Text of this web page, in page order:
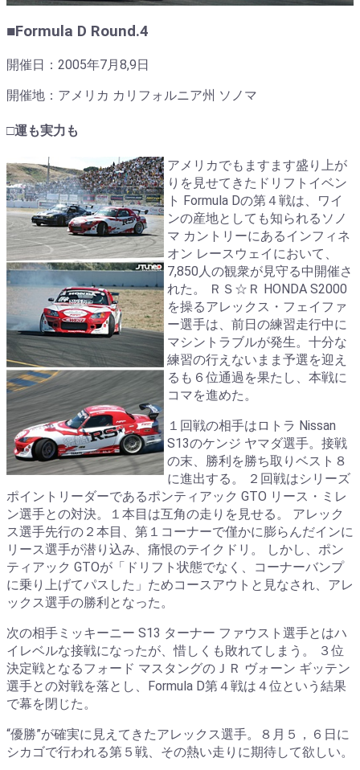
■Formula D Round.4
開催日：2005年7月8,9日
開催地：アメリカ カリフォルニア州 ソノマ
□運も実力も
アメリカでもますます盛り上が
りを見せてきたドリフトイベン
ト Formula Dの第４戦は、ワイ
ンの産地としても知られるソノ
マ カントリーにあるインフィネ
オン レースウェイにおいて、
7,850人の観衆が見守る中開催さ
れた。 ＲＳ☆Ｒ HONDA S2000
を操るアレックス・フェイファ
ー選手は、前日の練習走行中に
マシントラブルが発生。十分な
練習の行えないまま予選を迎え
るも６位通過を果たし、本戦に
コマを進めた。
１回戦の相手はロトラ Nissan
S13のケンジ ヤマダ選手。接戦
の末、勝利を勝ち取りベスト８
に進出する。 ２回戦はシリーズ
ポイントリーダーであるポンティアック GTO リース・ミレ
ン選手との対決。１本目は互角の走りを見せる。 アレック
ス選手先行の２本目、第１コーナーで僅かに膨らんだインに
リース選手が潜り込み、痛恨のテイクドリ。 しかし、ポン
ティアック GTOが「ドリフト状態でなく、コーナーバンプ
に乗り上げてパスした」ためコースアウトと見なされ、アレ
ックス選手の勝利となった。
次の相手ミッキーニー S13 ターナー ファウスト選手とはハ
イレベルな接戦になったが、惜しくも敗れてしまう。 ３位
決定戦となるフォード マスタングのＪＲ ヴォーン ギッテン
選手との対戦を落とし、Formula D第４戦は４位という結果
で幕を閉じた。
“優勝”が確実に見えてきたアレックス選手。８月５，６日に
シカゴで行われる第５戦、その熱い走りに期待して欲しい。